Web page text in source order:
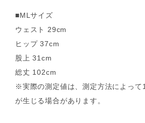
■MLサイズ
ウェスト 29cm
ヒップ 37cm
股上 31cm
総丈 102cm
※実際の測定値は、測定方法によって
が生じる場合があります。